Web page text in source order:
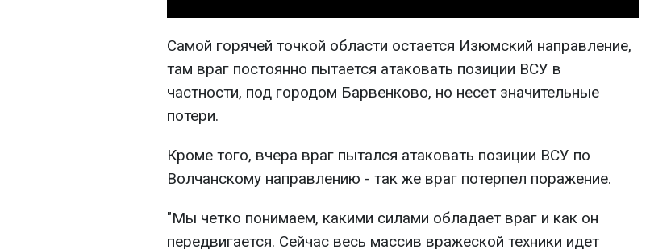
Самой горячей точкой области остается Изюмский направление,
там враг постоянно пытается атаковать позиции ВСУ в
частности, под городом Барвенково, но несет значительные
потери.
Кроме того, вчера враг пытался атаковать позиции ВСУ по
Волчанскому направлению - так же враг потерпел поражение.
"Мы четко понимаем, какими силами обладает враг и как он
передвигается. Сейчас весь массив вражеской техники идет